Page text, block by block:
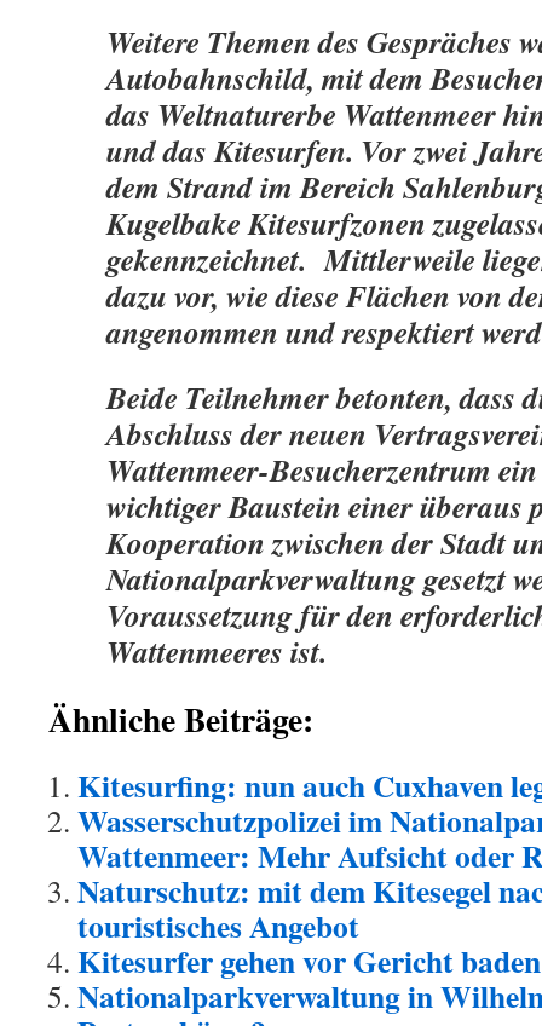
Weitere Themen des Gespräches
Autobahnschild, mit dem
das Weltnaturerbe Wattenmeer
und das Kitesurfen. Vor zwei
dem Strand im Bereich
Kugelbake Kitesurfzonen
gekennzeichnet. Mittlerweile
dazu vor, wie diese Flächen von
angenommen und respektiert
Beide Teilnehmer betonten, dass
Abschluss der neuen
Wattenmeer-Besucherzentrum
wichtiger Baustein einer überaus
Kooperation zwischen der Stadt
Nationalparkverwaltung gesetzt
Voraussetzung für den
Wattenmeeres ist.
Ähnliche Beiträge:
Kitesurfing: nun auch Cuxhaven
Wasserschutzpolizei im
Wattenmeer: Mehr Aufsicht oder
Naturschutz: mit dem Kitesegel
touristisches Angebot
Kitesurfer gehen vor Gericht baden
Nationalparkverwaltung in